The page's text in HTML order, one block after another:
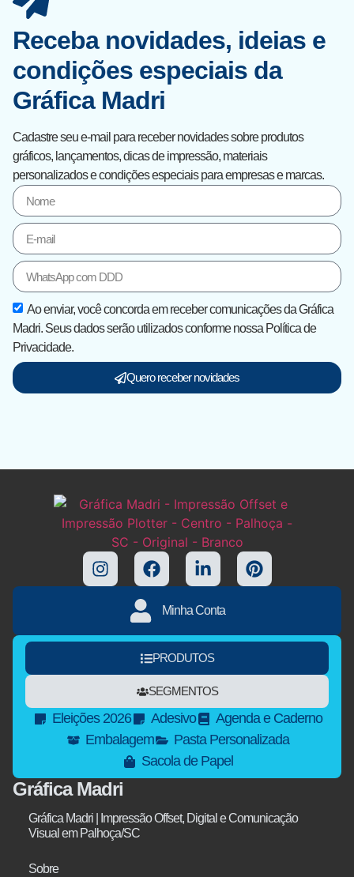
Receba novidades, ideias e
condições especiais da
Gráfica Madri
Cadastre seu e-mail para receber novidades sobre produtos
gráficos, lançamentos, dicas de impressão, materiais
personalizados e condições especiais para empresas e marcas.
Ao enviar, você concorda em receber comunicações da Gráfica
Madri. Seus dados serão utilizados conforme nossa Política de
Privacidade.
Quero receber novidades
Minha Conta
PRODUTOS
SEGMENTOS
Eleições 2026 Adesivo
Agenda e Caderno
Embalagem
Pasta Personalizada
Sacola de Papel
Gráfica Madri
Gráfica Madri | Impressão Offset, Digital e Comunicação
Visual em Palhoça/SC
Sobre